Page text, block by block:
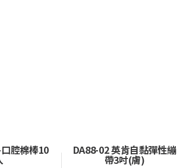
腔棉棒10 DA88-02 英肯自黏彈性繃
帶3吋(膚)